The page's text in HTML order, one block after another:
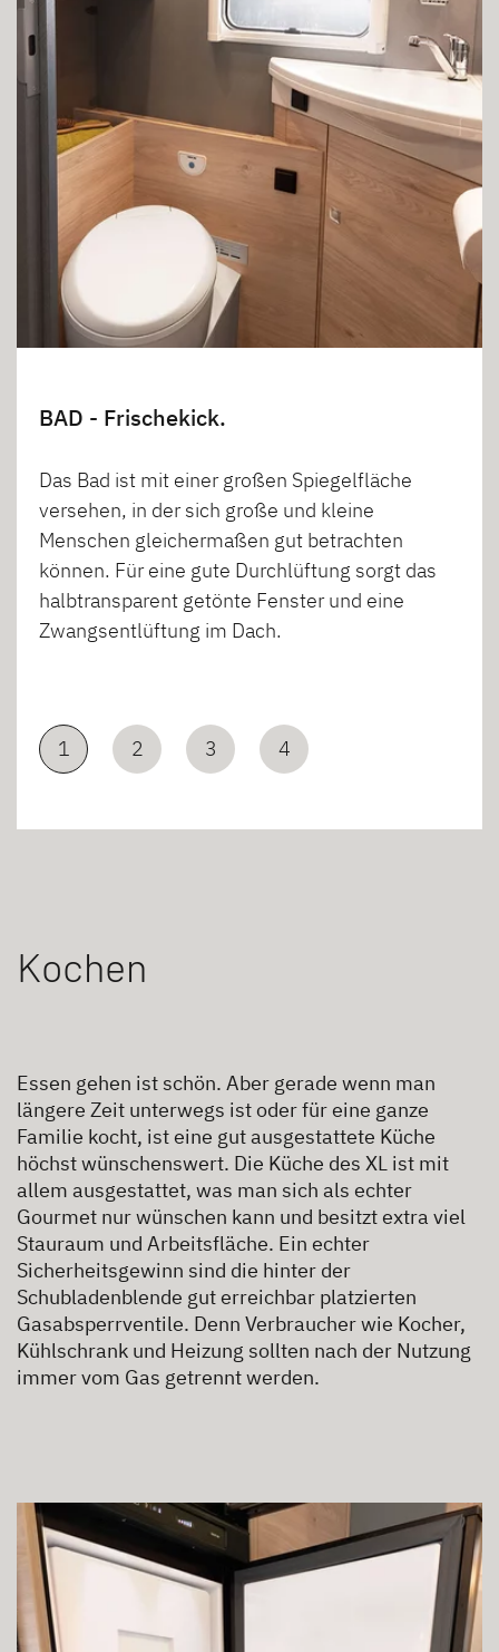
BAD - Frischekick.
Das Bad ist mit einer großen Spiegelfläche
versehen, in der sich große und kleine
Menschen gleichermaßen gut betrachten
können. Für eine gute Durchlüftung sorgt das
halbtransparent getönte Fenster und eine
Zwangsentlüftung im Dach.
1 2 3 4
Kochen
Essen gehen ist schön. Aber gerade wenn man
längere Zeit unterwegs ist oder für eine ganze
Familie kocht, ist eine gut ausgestattete Küche
höchst wünschenswert. Die Küche des XL ist mit
allem ausgestattet, was man sich als echter
Gourmet nur wünschen kann und besitzt extra viel
Stauraum und Arbeitsfläche. Ein echter
Sicherheitsgewinn sind die hinter der
Schubladenblende gut erreichbar platzierten
Gasabsperrventile. Denn Verbraucher wie Kocher,
Kühlschrank und Heizung sollten nach der Nutzung
immer vom Gas getrennt werden.